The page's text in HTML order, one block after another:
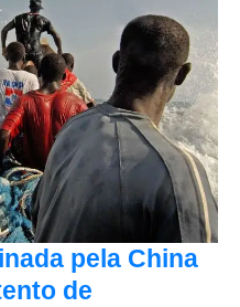
pela China
de